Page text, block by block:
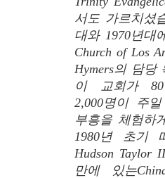
서도 가르치셨
대와 1970년대
Church of Los
Hymers의 담당
이 교회가
2,000명이 주
부흥을 체험하
1980년 초기
Hudson Taylor
만에 있는